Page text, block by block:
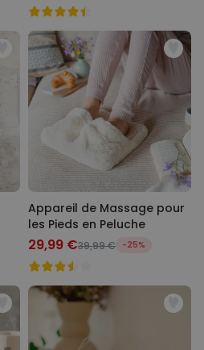
Appareil de Massage pour
les Pieds en Peluche
29,99 €39,99 € -25%